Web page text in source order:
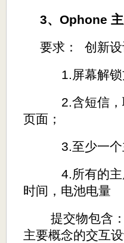
3、Ophone
要求：
创新
1. 屏幕解
2.含短信
页面；
3.至少一
4.所有的
时间，电池电量
提交物包含
主要概念的交互